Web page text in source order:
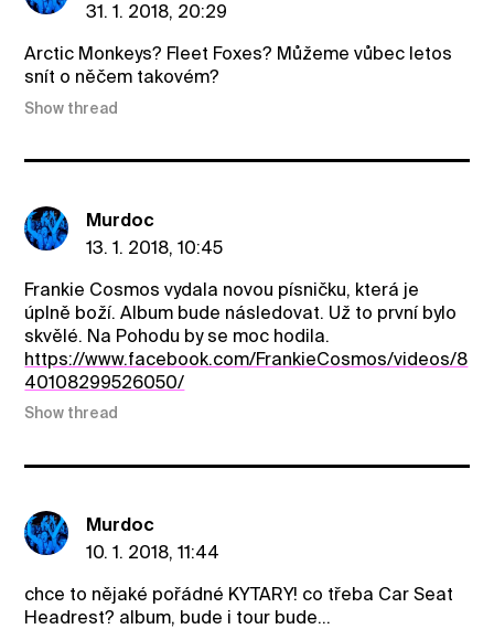
31. 1. 2018, 20:29
Arctic Monkeys? Fleet Foxes? Můžeme vůbec letos
snít o něčem takovém?
Show thread
Murdoc
13. 1. 2018, 10:45
Frankie Cosmos vydala novou písničku, která je
úplně boží. Album bude následovat. Už to první bylo
skvělé. Na Pohodu by se moc hodila.
https://www.facebook.com/FrankieCosmos/videos/8
40108299526050/
Show thread
Murdoc
10. 1. 2018, 11:44
chce to nějaké pořádné KYTARY! co třeba Car Seat
Headrest? album, bude i tour bude...